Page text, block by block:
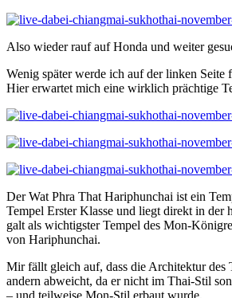
Also wieder rauf auf Honda und weiter
Wenig später werde ich auf der linken Seite
Hier erwartet mich eine wirklich prächtige
Der Wat Phra That Hariphunchai ist ein
Tempel Erster Klasse und liegt direkt in der
galt als wichtigster Tempel des Mon-
von Hariphunchai.
Mir fällt gleich auf, dass die Architektur des
andern abweicht, da er nicht im Thai-Stil
– und teilweise Mon-Stil erbaut wurde.